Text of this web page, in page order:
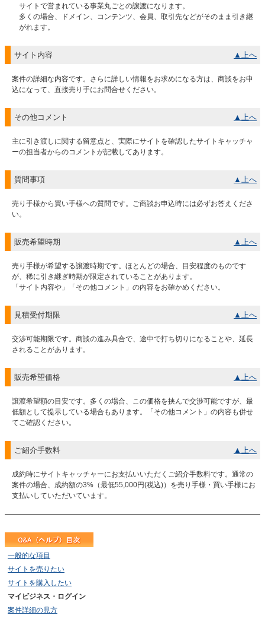
サイトで営まれている事業丸ごとの譲渡になります。
多くの場合、ドメイン、コンテンツ、会員、取引先などがそのまま引き継
がれます。
サイト内容 ▲上へ
案件の詳細な内容です。さらに詳しい情報をお求めになる方は、商談をお申
込になって、直接売り手にお問合せください。
その他コメント ▲上へ
主に引き渡しに関する留意点と、実際にサイトを確認したサイトキャッチャ
ーの担当者からのコメントが記載してあります。
質問事項 ▲上へ
売り手様から買い手様への質問です。ご商談お申込時には必ずお答えくださ
い。
販売希望時期 ▲上へ
売り手様が希望する譲渡時期です。ほとんどの場合、目安程度のものです
が、稀に引き継ぎ時期が限定されていることがあります。
「サイト内容や」「その他コメント」の内容をお確かめください。
見積受付期限 ▲上へ
交渉可能期限です。商談の進み具合で、途中で打ち切りになることや、延長
されることがあります。
販売希望価格 ▲上へ
譲渡希望額の目安です。多くの場合、この価格を挟んで交渉可能ですが、最
低額として提示している場合もあります。「その他コメント」の内容も併せ
てご確認ください。
ご紹介手数料 ▲上へ
成約時にサイトキャッチャーにお支払いいただくご紹介手数料です。通常の
案件の場合、成約額の3%（最低55,000円(税込)）を売り手様・買い手様にお
支払いしていただいています。
一般的な項目
サイトを売りたい
サイトを購入したい
マイビジネス・ログイン
案件詳細の見方